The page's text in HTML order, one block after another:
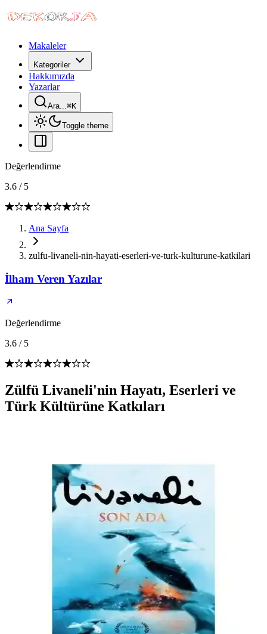
Makaleler
Kategoriler
Hakkımızda
Yazarlar
Ara...⌘K
Toggle theme
Değerlendirme
3.6 / 5
Ana Sayfa
zulfu-livaneli-nin-hayati-eserleri-ve-turk-kulturune-katkilari
İlham Veren Yazılar
Değerlendirme
3.6 / 5
Zülfü Livaneli'nin Hayatı, Eserleri ve
Türk Kültürüne Katkıları